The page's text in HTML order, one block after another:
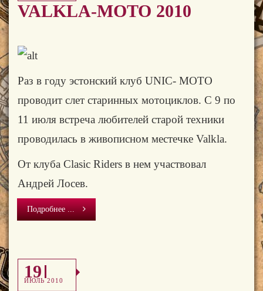
VALKLA-MOTO 2010
Раз в году эстонский клуб UNIC- MOTO
проводит слет старинных мотоциклов. С 9 по
11 июля встреча любителей старой техники
проводилась в живописном местечке Valkla.
От клуба Clasic Riders в нем участвовал
Андрей Лосев.
Подробнее ...
19
ИЮЛЬ 2010